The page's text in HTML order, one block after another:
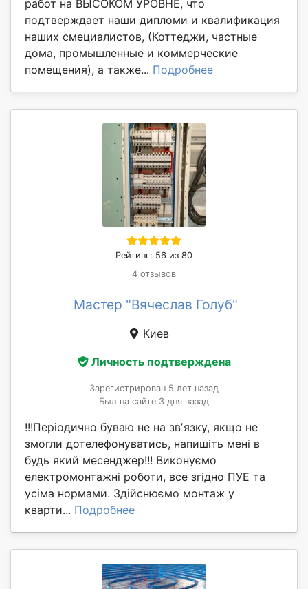
работ на ВЫСОКОМ УРОВНЕ, что
подтверждает наши дипломи и квалификация
наших смециалистов, (Коттеджи, частные
дома, промышленные и коммерческие
помещения), а также... Подробнее
Рейтинг: 56 из 80
4 отзывов
Мастер "Вячеслав Голуб"
Киев
Личность подтверждена
Зарегистрирован 5 лет назад
Был на сайте 3 дня назад
!!!Періодично буваю не на звʼязку, якщо не
змогли дотелефонуватись, напишіть мені в
будь який месенджер!!! Виконуємо
електромонтажні роботи, все згідно ПУЕ та
усіма нормами. Здійснюємо монтаж у
кварти... Подробнее